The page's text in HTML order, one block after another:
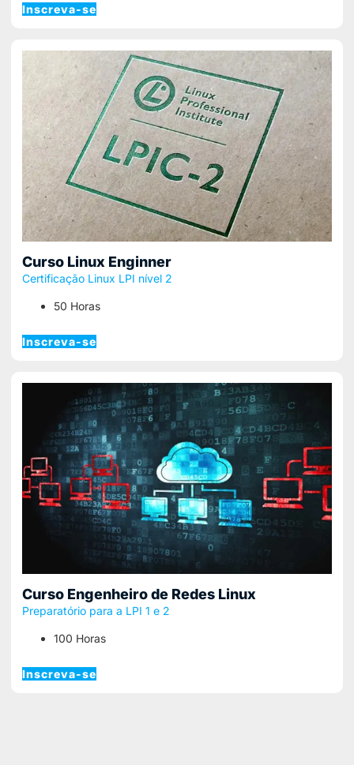
Inscreva-se
Curso Linux Enginner
Certificação Linux LPI nível 2
50 Horas
Inscreva-se
Curso Engenheiro de Redes Linux
Preparatório para a LPI 1 e 2
100 Horas
Inscreva-se